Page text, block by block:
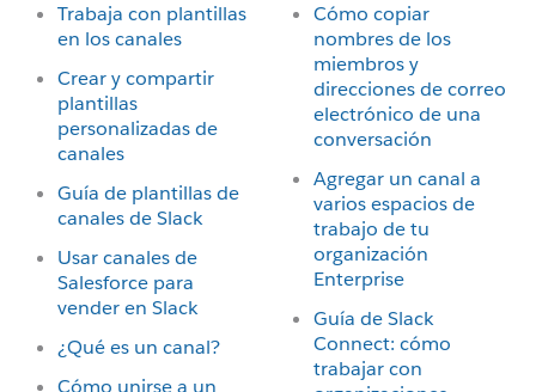
Trabaja con plantillas
en los canales
Crear y compartir
plantillas
personalizadas de
canales
Guía de plantillas de
canales de Slack
Usar canales de
Salesforce para
vender en Slack
¿Qué es un canal?
Cómo unirse a un
Cómo copiar
nombres de los
miembros y
direcciones de correo
electrónico de una
conversación
Agregar un canal a
varios espacios de
trabajo de tu
organización
Enterprise
Guía de Slack
Connect: cómo
trabajar con